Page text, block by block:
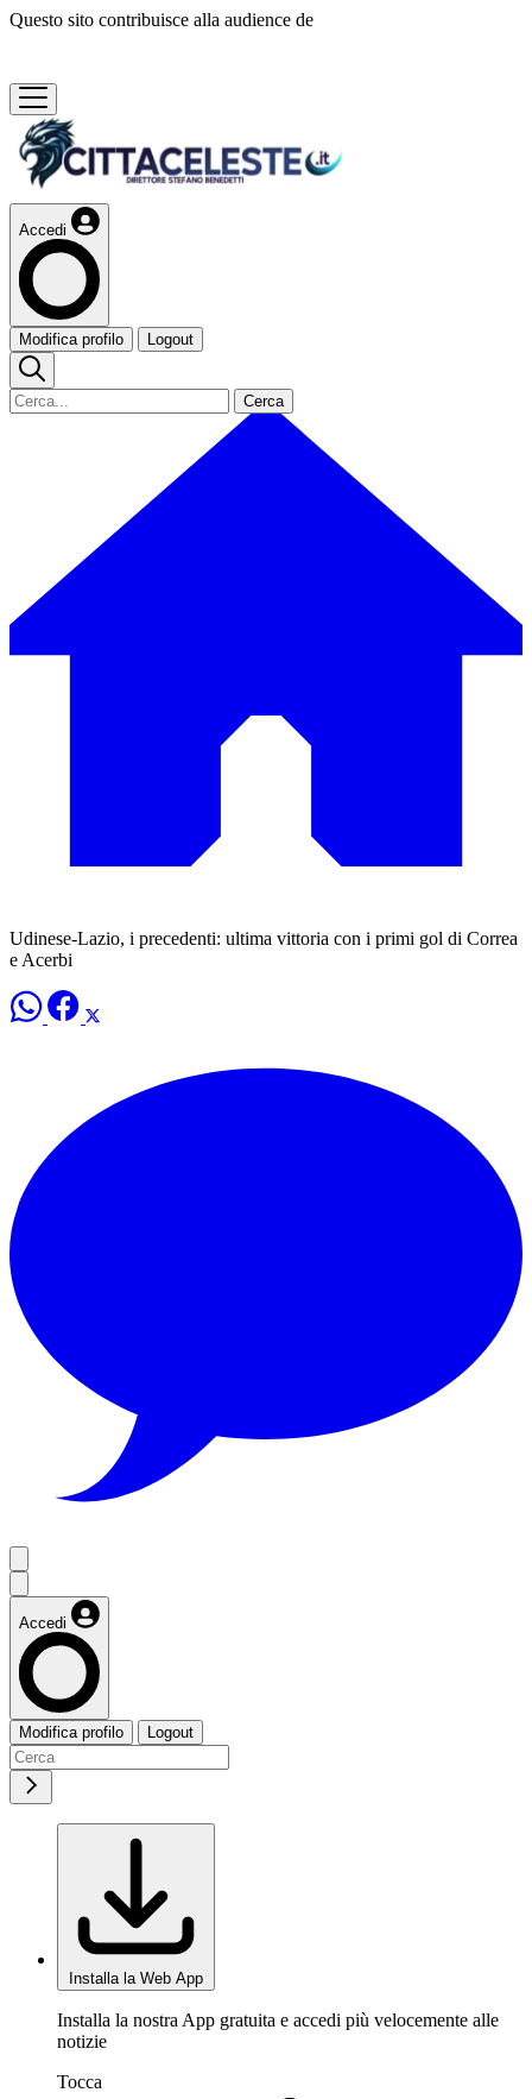
Questo sito contribuisce alla audience de
Accedi
Modifica profilo Logout
Cerca
Udinese-Lazio, i precedenti: ultima vittoria con i primi gol di Correa
e Acerbi
Accedi
Modifica profilo Logout
Installa la Web App
Installa la nostra App gratuita e accedi più velocemente alle
notizie
Tocca